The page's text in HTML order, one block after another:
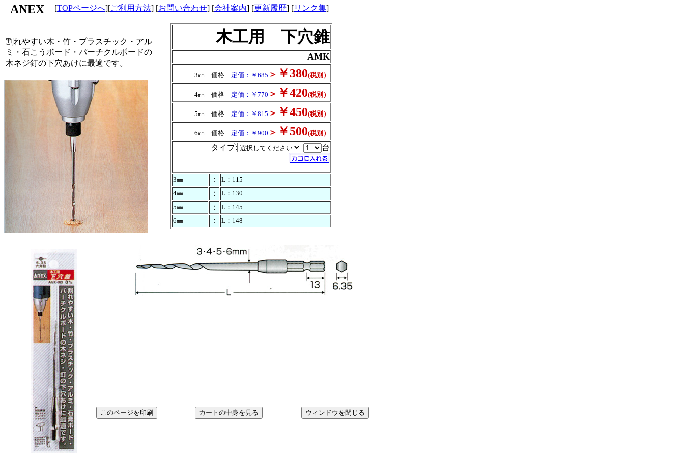
[TOPページへ][ご利用方法] [お問い合わせ] [会社案内] [更新履歴] [リンク集]
木工用 下穴錐
AMK
3㎜ 価格 定価：￥685 ＞ ￥380(税別）
4㎜ 価格 定価：￥770 ＞ ￥420(税別）
5㎜ 価格 定価：￥815 ＞ ￥450(税別）
6㎜ 価格 定価：￥900 ＞ ￥500(税別）
タイプ: 台
3㎜ ：
L：115
4㎜
：
L：130
5㎜
：
L：145
6㎜
： L：148
ANEX
割れやすい木・竹・プラスチック・アル
ミ・石こうボード・パーチクルボードの
木ネジ釘の下穴あけに最適です。